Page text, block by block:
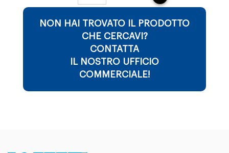
NON HAI TROVATO IL PRODOTTO
CHE CERCAVI?
CONTATTA
IL NOSTRO UFFICIO
COMMERCIALE!